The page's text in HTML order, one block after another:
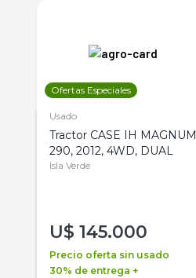
Ofertas Especiales
Usado
Tractor CASE IH MAGNUM
290, 2012, 4WD, DUAL
Isla Verde
U$ 145.000
Precio oferta sin usado
30% de entrega +